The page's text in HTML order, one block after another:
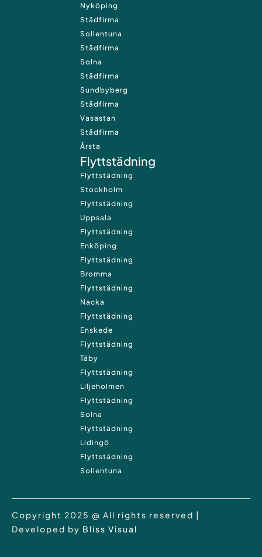
Nyköping
Städfirma
Sollentuna
Städfirma
Solna
Städfirma
Sundbyberg
Städfirma
Vasastan
Städfirma
Årsta
Flyttstädning
Flyttstädning
Stockholm
Flyttstädning
Uppsala
Flyttstädning
Enköping
Flyttstädning
Bromma
Flyttstädning
Nacka
Flyttstädning
Enskede
Flyttstädning
Täby
Flyttstädning
Liljeholmen
Flyttstädning
Solna
Flyttstädning
Lidingö
Flyttstädning
Sollentuna
Copyright 2025 @ All rights reserved |
Developed by Bliss Visual